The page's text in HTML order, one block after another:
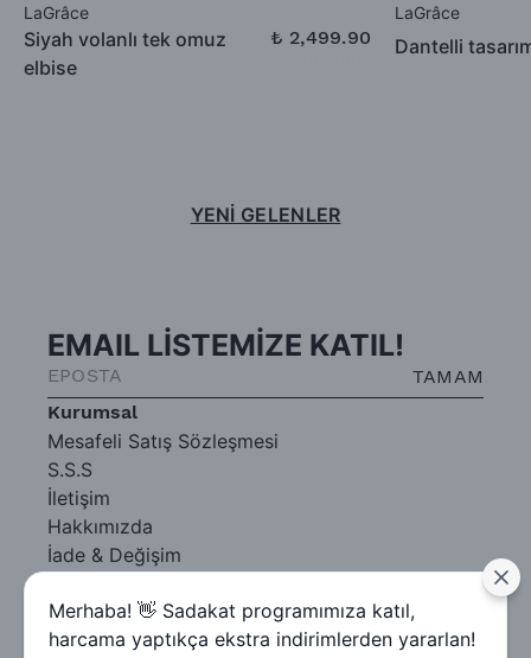
LaGrâce
Siyah volanlı tek omuz
elbise
₺ 2,499.90
LaGrâce
Dantelli
YENİ GELENLER
Kurumsal
Mesafeli Satış Sözleşmesi
S.S.S
İletişim
Hakkımızda
İade & Değişim
EMAIL LİSTEMİZE KATIL!
TAMAM
Merhaba! 👋 Sadakat programımıza katıl,
harcama yaptıkça ekstra indirimlerden yararlan!